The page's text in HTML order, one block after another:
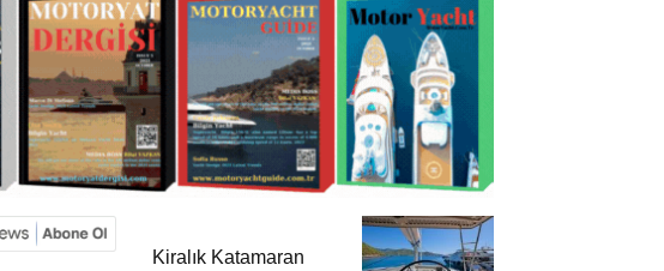
Kiralık Katamaran